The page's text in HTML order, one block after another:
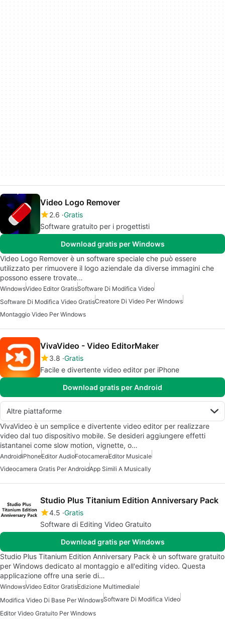
Video Logo Remover
2.6 Gratis
Software gratuito per i progettisti
Download gratis per Windows
Video Logo Remover è un software speciale che può essere
utilizzato per rimuovere il logo aziendale da diverse immagini che
possono essere trovate…
WindowsVideo Editor GratisSoftware Di Modifica Video
Software Di Modifica Video GratisCreatore Di Video Per Windows
Montaggio Video Per Windows
VivaVideo - Video EditorMaker
3.8 Gratis
Facile e divertente video editor per iPhone
Download gratis per Android
Altre piattaforme
VivaVideo è un semplice e divertente video editor per realizzare
video dal tuo dispositivo mobile. Se desideri aggiungere effetti
istantanei come slow motion, vignette, o…
AndroidiPhoneEditor AudioFotocameraEditor Musicale
Videocamera Gratis Per AndroidApp Simili A Musically
Studio Plus Titanium Edition Anniversary Pack
4.5 Gratis
Software di Editing Video Gratuito
Download gratis per Windows
Studio Plus Titanium Edition Anniversary Pack è un software gratuito
per Windows dedicato al montaggio e all'editing video. Questa
applicazione offre una serie di…
WindowsVideo Editor GratisEdizione Multimediale
Modifica Video Di Base Per WindowsSoftware Di Modifica Video
Editor Video Gratuito Per Windows